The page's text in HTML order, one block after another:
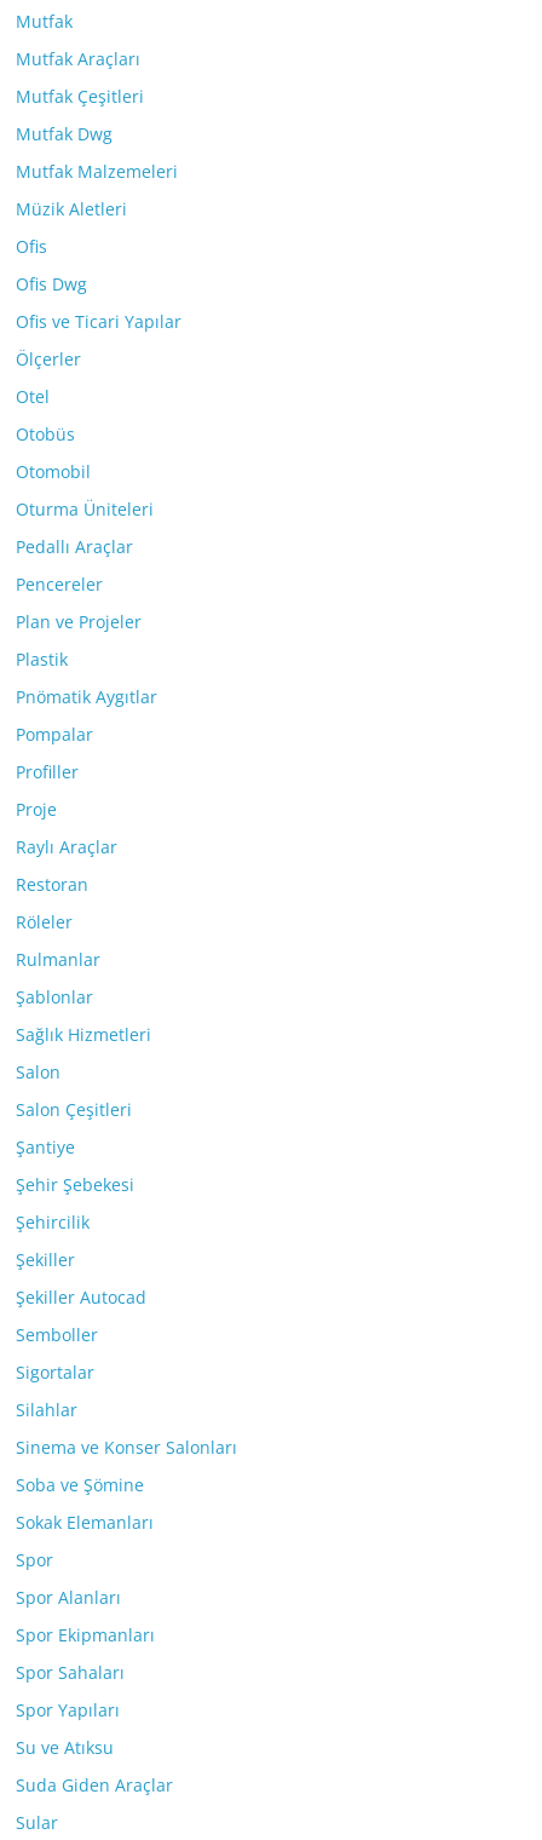
Mutfak
Mutfak Araçları
Mutfak Çeşitleri
Mutfak Dwg
Mutfak Malzemeleri
Müzik Aletleri
Ofis
Ofis Dwg
Ofis ve Ticari Yapılar
Ölçerler
Otel
Otobüs
Otomobil
Oturma Üniteleri
Pedallı Araçlar
Pencereler
Plan ve Projeler
Plastik
Pnömatik Aygıtlar
Pompalar
Profiller
Proje
Raylı Araçlar
Restoran
Röleler
Rulmanlar
Şablonlar
Sağlık Hizmetleri
Salon
Salon Çeşitleri
Şantiye
Şehir Şebekesi
Şehircilik
Şekiller
Şekiller Autocad
Semboller
Sigortalar
Silahlar
Sinema ve Konser Salonları
Soba ve Şömine
Sokak Elemanları
Spor
Spor Alanları
Spor Ekipmanları
Spor Sahaları
Spor Yapıları
Su ve Atıksu
Suda Giden Araçlar
Sular